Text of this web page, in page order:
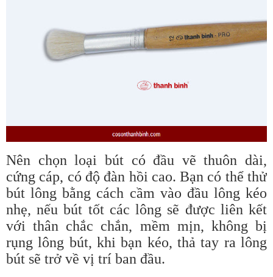
Nên chọn loại bút có đầu vẽ thuôn dài,
cứng cáp, có độ đàn hồi cao. Bạn có thể thử
bút lông bằng cách cầm vào đầu lông kéo
nhẹ, nếu bút tốt các lông sẽ được liên kết
với thân chắc chắn, mềm mịn, không bị
rụng lông bút, khi bạn kéo, thả tay ra lông
bút sẽ trở về vị trí ban đầu.